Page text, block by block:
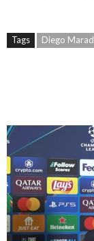
Tags Diego